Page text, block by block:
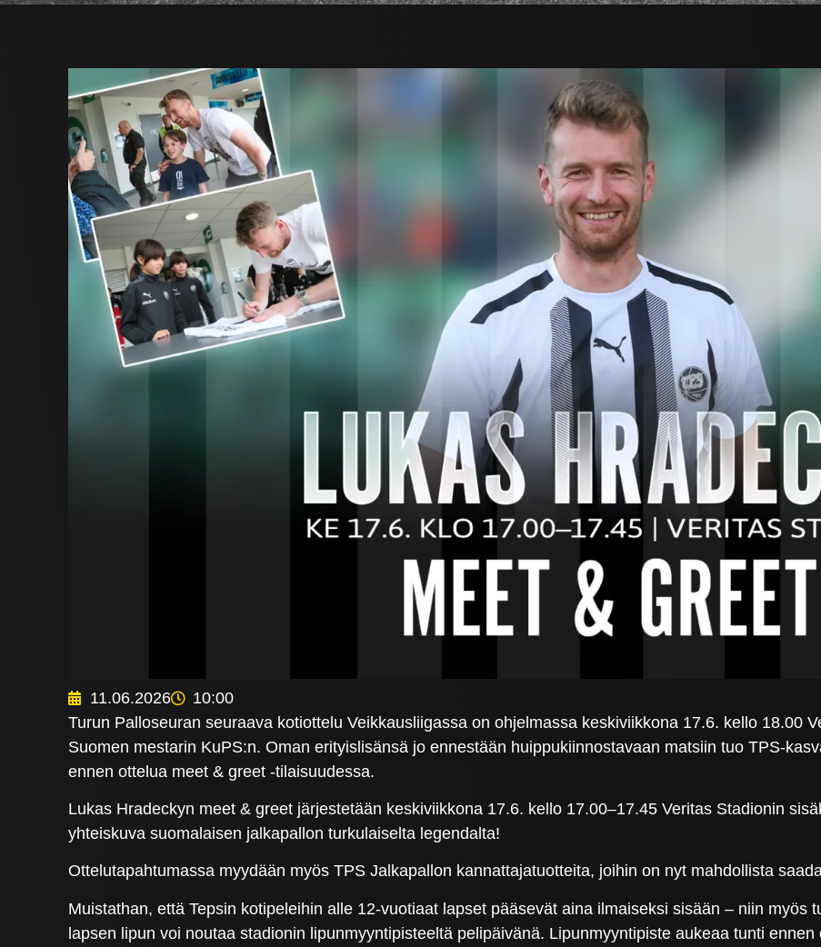
11.06.2026
10:00
Turun Palloseuran seuraava kotiottelu Veikkausliigassa on ohjelmassa keskiviikkona 17.6. kello 18.00
Suomen mestarin KuPS:n. Oman erityislisänsä jo ennestään huippukiinnostavaan matsiin tuo TPS-
ennen ottelua meet & greet -tilaisuudessa.
Lukas Hradeckyn meet & greet järjestetään keskiviikkona 17.6. kello 17.00–17.45 Veritas Stadionin
yhteiskuva suomalaisen jalkapallon turkulaiselta legendalta!
Ottelutapahtumassa myydään myös TPS Jalkapallon kannattajatuotteita, joihin on nyt mahdollista
Muistathan, että Tepsin kotipeleihin alle 12-vuotiaat lapset pääsevät aina ilmaiseksi sisään – niin myös
lapsen lipun voi noutaa stadionin lipunmyyntipisteeltä pelipäivänä. Lipunmyyntipiste aukeaa tunti ennen